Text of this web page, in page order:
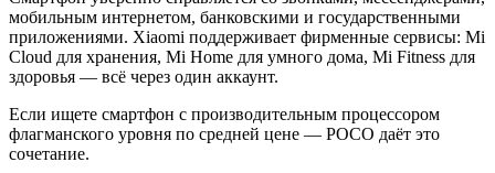
мобильным интернетом, банковскими и государственными
приложениями. Xiaomi поддерживает фирменные сервисы: Mi
Cloud для хранения, Mi Home для умного дома, Mi Fitness для
здоровья — всё через один аккаунт.
Если ищете смартфон с производительным процессором
флагманского уровня по средней цене — POCO даёт это
сочетание.